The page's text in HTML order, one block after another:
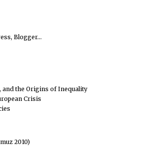
and the Origins of Inequality
Crisis
2010)